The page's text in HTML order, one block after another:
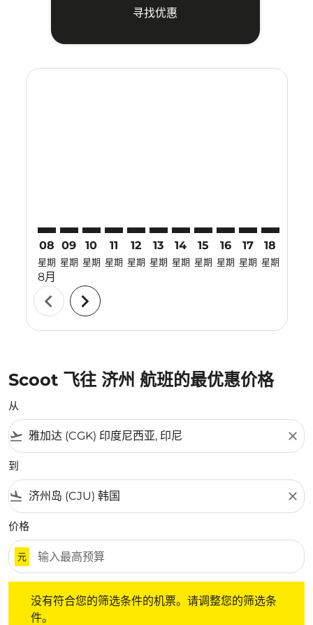
寻找优惠
08
星期
8月
09
星期
10
星期
11
星期
12
星期
13
星期
14
星期
15
星期
16
星期
17
星期
18
星期
chevron_left chevron_right
Scoot 飞往 济州 航班的最优惠价格
从
flight_takeoff close
到
flight_land close
价格
元
没有符合您的筛选条件的机票。请调整您的筛选条
件。